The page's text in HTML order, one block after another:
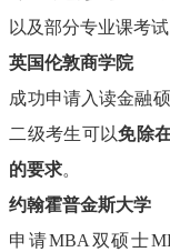
以及部分专业课考
英国伦敦商学院
成功申请入读金融
二级考生可以免除
的要求。
约翰霍普金斯大学
申请MBA双硕士